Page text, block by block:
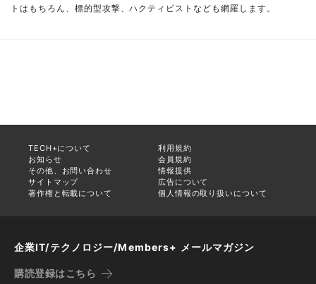
トはもちろん、標的型攻撃、ハクティビストなども網羅します。
TECH+について
利用規約
お知らせ
会員規約
その他、お問い合わせ
情報提供
サイトマップ
広告について
著作権と転載について
個人情報の取り扱いについて
企業IT/テクノロジー/Members+ メールマガジン
購読登録はこちら